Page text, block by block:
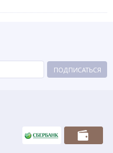
ПОДПИСАТЬСЯ